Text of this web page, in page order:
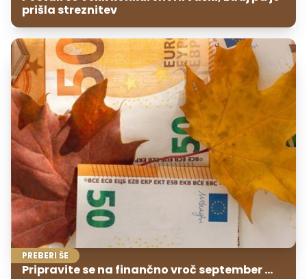
prišla streznitev
PREBERI ŠE
Pripravite se na finančno vroč september ...